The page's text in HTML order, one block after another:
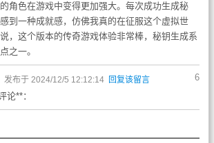
角色在游戏中变得更加强大。每次成功生成秘
到一种成就感，仿佛我真的在征服这个虚拟世
，这个版本的传奇游戏体验非常棒，秘钥生成系
之一。
6
发布于 2024/12/5 12:12:14 回复该留言
论**：